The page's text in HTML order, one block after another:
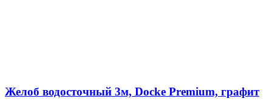
Желоб водосточный 3м, Docke Premium, графит